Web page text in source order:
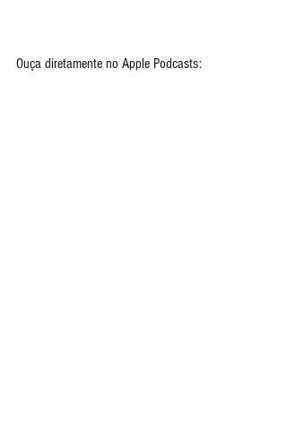
Ouça diretamente no Apple Podcasts: